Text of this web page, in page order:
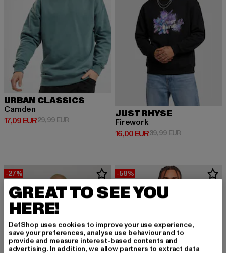
URBAN CLASSICS
Camden
17,09 EUR
Derzeitiger Preis: 17,09 EUR
29,99 EURAktionspreis: 29,99 EUR
JUST RHYSE
Firework
16,00 EUR
Derzeitiger Preis: 16,00 EUR
39,99 EURAktionspreis:
-27% -58%
GREAT TO SEE YOU
HERE!
DefShop uses cookies to improve your use experience,
save your preferences, analyse use behaviour and to
provide and measure interest-based contents and
advertising. In addition, we allow partners to extract data